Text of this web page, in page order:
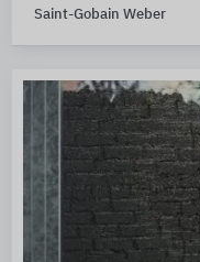
Saint-Gobain Weber